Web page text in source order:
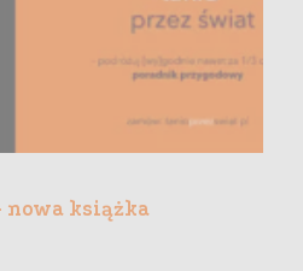
nowa książka